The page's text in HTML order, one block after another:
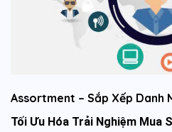
Assortment – Sắp Xếp Danh
Tối Ưu Hóa Trải Nghiệm Mua